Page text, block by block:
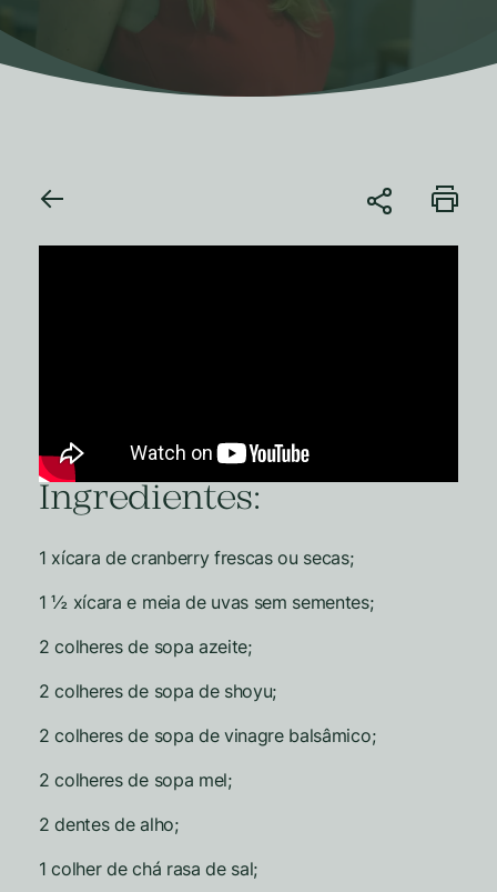
Ingredientes:
1 xícara de cranberry frescas ou secas;
1 ½ xícara e meia de uvas sem sementes;
2 colheres de sopa azeite;
2 colheres de sopa de shoyu;
2 colheres de sopa de vinagre balsâmico;
2 colheres de sopa mel;
2 dentes de alho;
1 colher de chá rasa de sal;